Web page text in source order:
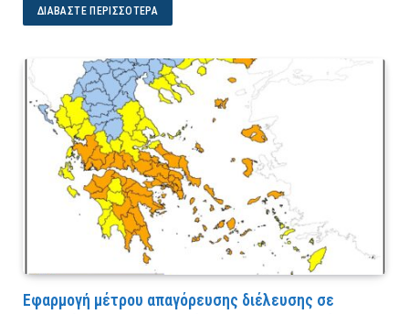
ΔΙΑΒΆΣΤΕ ΠΕΡΙΣΣΌΤΕΡΑ
Εφαρμογή μέτρου απαγόρευσης διέλευσης σε